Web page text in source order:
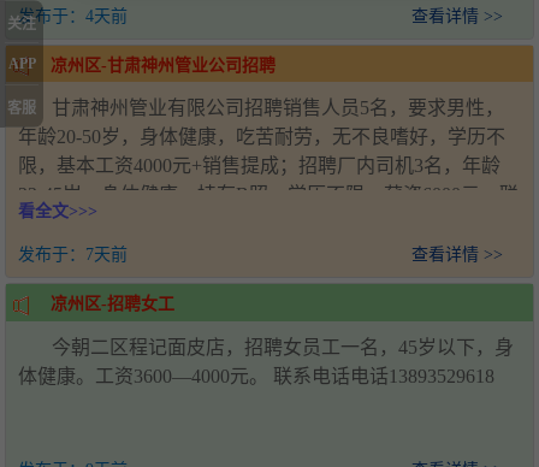
发布于： 4天前 查看详情 >>
凉州区-甘肃神州管业公司招聘
甘肃神州管业有限公司招聘销售人员5名，要求男性，
年龄20-50岁，身体健康，吃苦耐劳，无不良嗜好，学历不
限，基本工资4000元+销售提成；招聘厂内司机3名，年龄
22-45岁，身体健康，持有B照，学历不限，薪资6000元。联
系人：王经理，电话：18993571920，工作地址：甘肃省武
威市凉州区新能源产业园
看全文>>>
发布于： 7天前 查看详情 >>
凉州区-招聘女工
今朝二区程记面皮店，招聘女员工一名，45岁以下，身
体健康。工资3600—4000元。 联系电话电话13893529618
关注
APP
客服